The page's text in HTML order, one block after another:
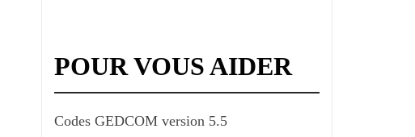
POUR VOUS AIDER
Codes GEDCOM version 5.5